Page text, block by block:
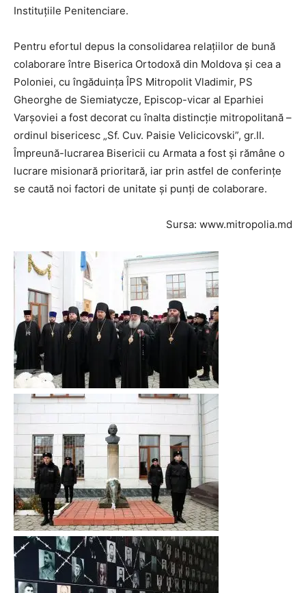
Instituțiile Penitenciare.
Pentru efortul depus la consolidarea relațiilor de bună
colaborare între Biserica Ortodoxă din Moldova și cea a
Poloniei, cu îngăduința ÎPS Mitropolit Vladimir, PS
Gheorghe de Siemiatycze, Episcop-vicar al Eparhiei
Varşoviei a fost decorat cu înalta distincție mitropolitană –
ordinul bisericesc „Sf. Cuv. Paisie Velicicovski”, gr.II.
Împreună-lucrarea Bisericii cu Armata a fost și rămâne o
lucrare misionară prioritară, iar prin astfel de conferințe
se caută noi factori de unitate și punți de colaborare.
Sursa: www.mitropolia.md